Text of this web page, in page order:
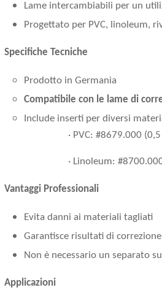
Lame intercambiabili per un
Progettato per PVC, linoleum,
Specifiche Tecniche
Prodotto in Germania
Compatibile con le lame di
Include inserti per diversi
· PVC: #8679.000
· Linoleum:
Vantaggi Professionali
Evita danni ai materiali tagliati
Garantisce risultati di
Non è necessario un separato
Applicazioni